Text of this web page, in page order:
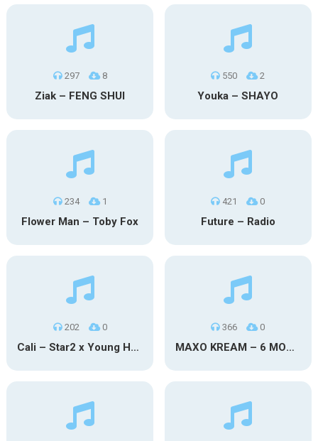
297 8
Ziak – FENG SHUI
550 2
Youka – SHAYO
234 1
Flower Man – Toby Fox
421 0
Future – Radio
202 0
Cali – Star2 x Young Henny
366 0
MAXO KREAM – 6 MONTHS CLEAN